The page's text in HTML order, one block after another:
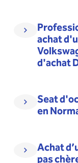
achat
d'achat
Seat
en
Achat
pas